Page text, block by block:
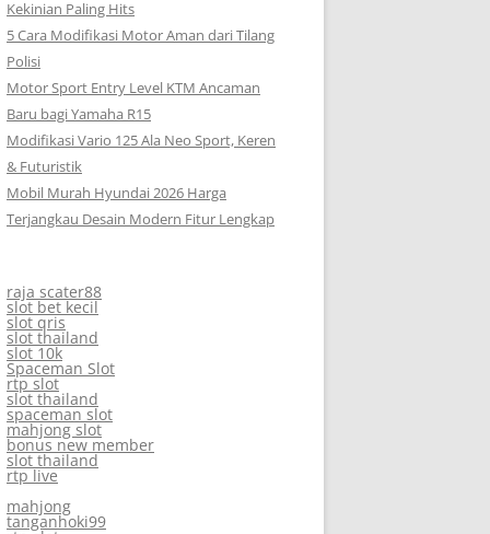
Kekinian Paling Hits
5 Cara Modifikasi Motor Aman dari Tilang
Polisi
Motor Sport Entry Level KTM Ancaman
Baru bagi Yamaha R15
Modifikasi Vario 125 Ala Neo Sport, Keren
& Futuristik
Mobil Murah Hyundai 2026 Harga
Terjangkau Desain Modern Fitur Lengkap
raja scater88
slot bet kecil
slot qris
slot thailand
slot 10k
Spaceman Slot
rtp slot
slot thailand
spaceman slot
mahjong slot
bonus new member
slot thailand
rtp live
mahjong
tanganhoki99